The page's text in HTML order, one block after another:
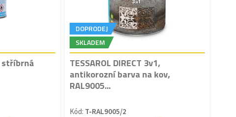
stříbrná
DOPRODEJ
SKLADEM
TESSAROL DIRECT 3v1,
antikorozní barva na kov,
RAL9005...
Kód: T-RAL9005/2